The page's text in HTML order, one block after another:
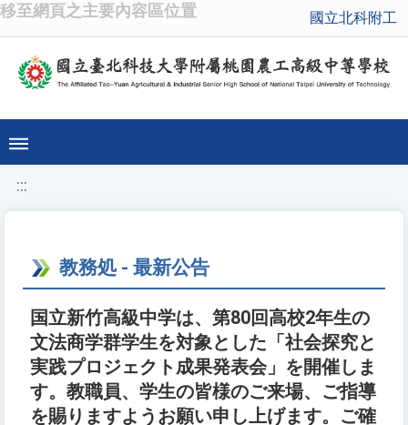
移至網頁之主要內容區位置 國立北科附工
:::
教務処 - 最新公告
国立新竹高級中学は、第80回高校2年生の
文法商学群学生を対象とした「社会探究と
実践プロジェクト成果発表会」を開催しま
す。教職員、学生の皆様のご来場、ご指導
を賜りますようお願い申し上げます。ご確